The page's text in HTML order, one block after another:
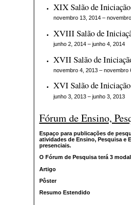
XIX Salão de
novembro 13, 2014 –
XVIII Salão de
junho 2, 2014 – junho 4, 2014
XVII Salão de
novembro 4, 2013 – novembro
XVI Salão de
junho 3, 2013 – junho 3, 2013
Fórum de Ensino,
Espaço para publicações de
atividades de Ensino, Pesquisa e
presenciais.
O Fórum de Pesquisa terá 3
Artigo
Pôster
Resumo Estendido